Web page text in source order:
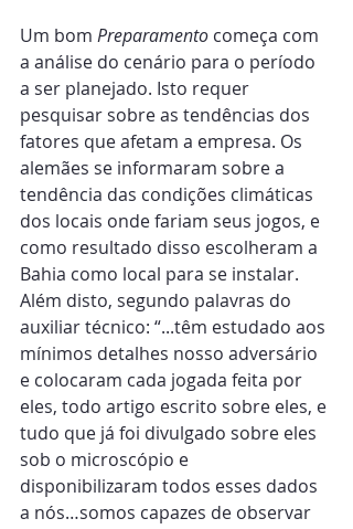
Um bom Preparamento começa com
a análise do cenário para o período
a ser planejado. Isto requer
pesquisar sobre as tendências dos
fatores que afetam a empresa. Os
alemães se informaram sobre a
tendência das condições climáticas
dos locais onde fariam seus jogos, e
como resultado disso escolheram a
Bahia como local para se instalar.
Além disto, segundo palavras do
auxiliar técnico: “...têm estudado aos
mínimos detalhes nosso adversário
e colocaram cada jogada feita por
eles, todo artigo escrito sobre eles, e
tudo que já foi divulgado sobre eles
sob o microscópio e
disponibilizaram todos esses dados
a nós…somos capazes de observar